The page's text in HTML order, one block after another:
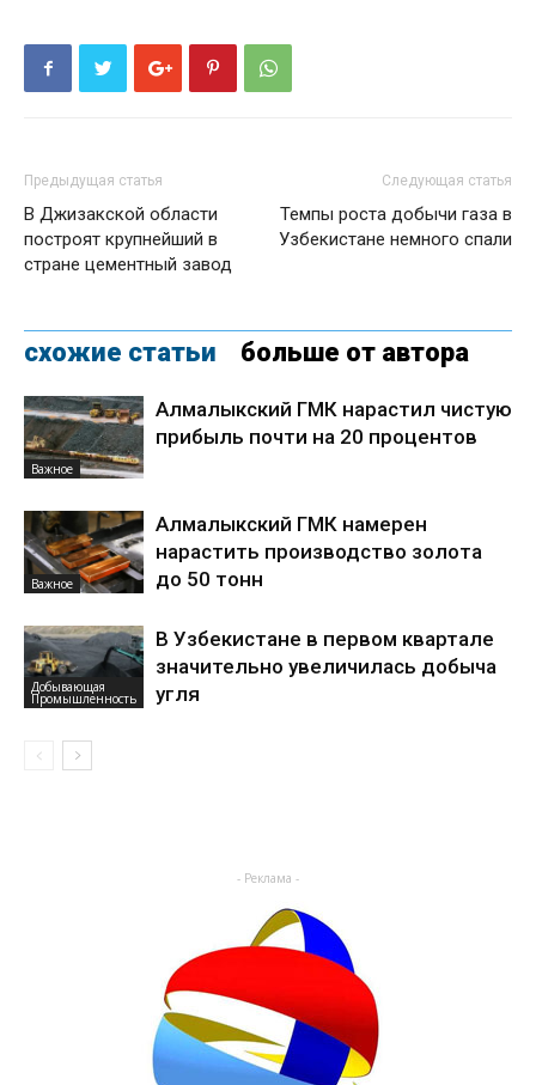
Предыдущая статья
В Джизакской области
построят крупнейший в
стране цементный завод
Следующая статья
Темпы роста добычи газа в
Узбекистане немного спали
схожие статьи больше от автора
Важное
Алмалыкский ГМК нарастил чистую
прибыль почти на 20 процентов
Важное
Алмалыкский ГМК намерен
нарастить производство золота
до 50 тонн
Добывающая
Промышленность
В Узбекистане в первом квартале
значительно увеличилась добыча
угля
- Реклама -